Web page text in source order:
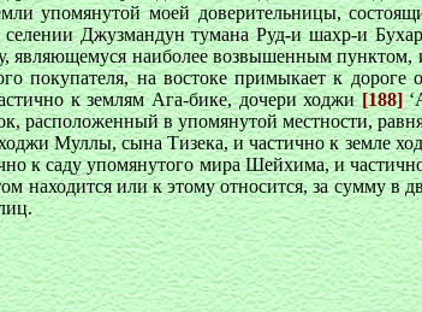
упомянутой моей доверительницы,
Джузмандун тумана Руд-и шахр-и
являющемуся наиболее возвышенным
на востоке примыкает к дороге
к землям Ага-бике, дочери ходжи[188]
расположенный в упомянутой местности,
Муллы, сына Тизека, и частично к земле
к саду упомянутого мира Шейхима, и
или к этому относится, за сумму в